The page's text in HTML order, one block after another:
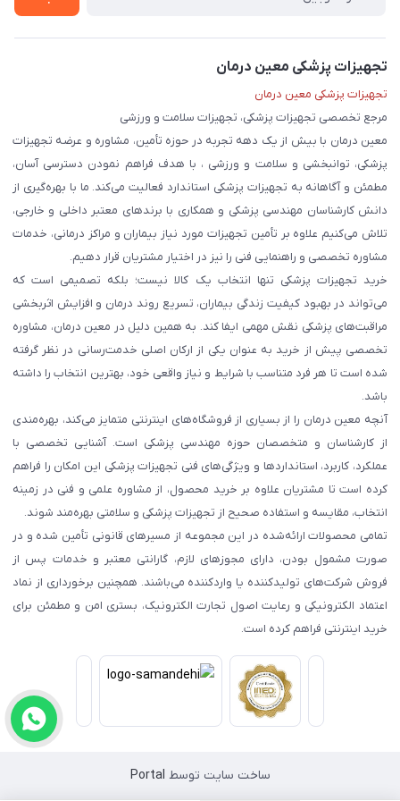
تجهیزات پزشکی معین درمان
تجهیزات پزشکی معین درمان
مرجع تخصصی تجهیزات پزشکی، تجهیزات سلامت و ورزشی
معین درمان با بیش از یک دهه تجربه در حوزه تأمین، مشاوره و عرضه تجهیزات
پزشکی، توانبخشی و سلامت و ورزشی ، با هدف فراهم نمودن دسترسی آسان،
مطمئن و آگاهانه به تجهیزات پزشکی استاندارد فعالیت می‌کند. ما با بهره‌گیری از
دانش کارشناسان مهندسی پزشکی و همکاری با برندهای معتبر داخلی و خارجی،
تلاش می‌کنیم علاوه بر تأمین تجهیزات مورد نیاز بیماران و مراکز درمانی، خدمات
مشاوره تخصصی و راهنمایی فنی را نیز در اختیار مشتریان قرار دهیم.
خرید تجهیزات پزشکی تنها انتخاب یک کالا نیست؛ بلکه تصمیمی است که
می‌تواند در بهبود کیفیت زندگی بیماران، تسریع روند درمان و افزایش اثربخشی
مراقبت‌های پزشکی نقش مهمی ایفا کند. به همین دلیل در معین درمان، مشاوره
تخصصی پیش از خرید به عنوان یکی از ارکان اصلی خدمت‌رسانی در نظر گرفته
شده است تا هر فرد متناسب با شرایط و نیاز واقعی خود، بهترین انتخاب را داشته
باشد.
آنچه معین درمان را از بسیاری از فروشگاه‌های اینترنتی متمایز می‌کند، بهره‌مندی
از کارشناسان و متخصصان حوزه مهندسی پزشکی است. آشنایی تخصصی با
عملکرد، کاربرد، استانداردها و ویژگی‌های فنی تجهیزات پزشکی این امکان را فراهم
کرده است تا مشتریان علاوه بر خرید محصول، از مشاوره علمی و فنی در زمینه
انتخاب، مقایسه و استفاده صحیح از تجهیزات پزشکی و سلامتی بهره‌مند شوند.
تمامی محصولات ارائه‌شده در این مجموعه از مسیرهای قانونی تأمین شده و در
صورت مشمول بودن، دارای مجوزهای لازم، گارانتی معتبر و خدمات پس از
فروش شرکت‌های تولیدکننده یا واردکننده می‌باشند. همچنین برخورداری از نماد
اعتماد الکترونیکی و رعایت اصول تجارت الکترونیک، بستری امن و مطمئن برای
خرید اینترنتی فراهم کرده است.
ساخت سایت توسط Portal